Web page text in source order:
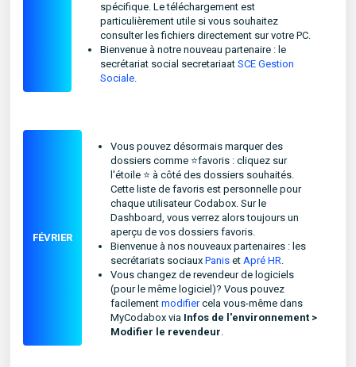
spécifique. Le téléchargement est
particulièrement utile si vous souhaitez
consulter les fichiers directement sur votre PC.
Bienvenue à notre nouveau partenaire : le
secrétariat social secretariaat SCE Gestion
Sociale.
FÉVRIER
Vous pouvez désormais marquer des
dossiers comme ⭐favoris : cliquez sur
l'étoile ⭐ à côté des dossiers souhaités.
Cette liste de favoris est personnelle pour
chaque utilisateur Codabox. Sur le
Dashboard, vous verrez alors toujours un
aperçu de vos dossiers favoris.
Bienvenue à nos nouveaux partenaires : les
secrétariats sociaux Panis et Apré HR.
Vous changez de revendeur de logiciels
(pour le même logiciel)? Vous pouvez
facilement modifiercela vous-même dans
MyCodabox via Infos de l'environnement >
Modifier le revendeur.